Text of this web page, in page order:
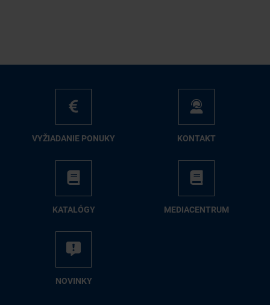
VY­ŽIA­DA­NIE PO­NU­KY KON­TAKT
KA­TA­LÓ­GY ME­DIA­CEN­TRUM
NO­VIN­KY